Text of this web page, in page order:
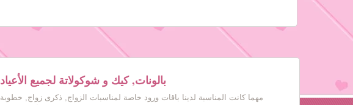
بالونات, كيك و شوكولاتة لجميع الأعياد
مهما كانت المناسبة لدينا باقات ورود خاصة لمناسبات الزواج, ذكرى زواج, خطوبة